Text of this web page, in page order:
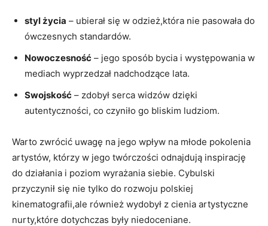
styl życia – ubierał się w odzież,która nie pasowała do
ówczesnych standardów.
Nowoczesność – jego sposób bycia i występowania w
mediach wyprzedzał nadchodzące lata.
Swojskość – zdobył serca widzów dzięki
autentyczności, co czyniło go bliskim ludziom.
Warto zwrócić uwagę na jego wpływ na młode pokolenia
artystów, którzy w jego twórczości odnajdują inspirację
do działania i poziom wyrażania siebie. Cybulski
przyczynił się nie tylko do rozwoju polskiej
kinematografii,ale również wydobył z cienia artystyczne
nurty,które dotychczas były niedoceniane.